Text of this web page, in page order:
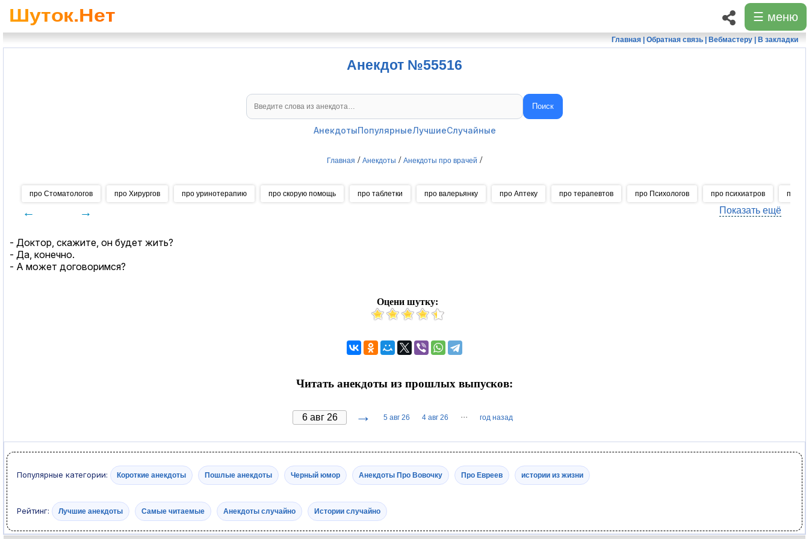
☰ меню
Главная| Обратная связь| Вебмастеру| В закладки
Анекдот №55516
Поиск
АнекдотыПопулярныеЛучшиеСлучайные
Главная / Анекдоты / Анекдоты про врачей /
про Стоматологов про Хирургов про уринотерапию про скорую помощь про таблетки про валерьянку про Аптеку про терапевтов про Психологов про психиатров про
← → Показать ещё
- Доктор, скажите, он будет жить?
- Да, конечно.
- А может договоримся?
Оцени шутку:
Читать анекдоты из прошлых выпусков:
→ 5 авг 26 4 авг 26 ··· год назад
Популярные категории: Короткие анекдоты Пошлые анекдоты Черный юмор Анекдоты Про Вовочку Про Евреев истории из жизни
Рейтинг: Лучшие анекдоты Самые читаемые Анекдоты случайно Истории случайно